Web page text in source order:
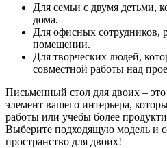
Для семьи с двумя детьми,
дома.
Для офисных сотрудников,
помещении.
Для творческих людей,
совместной работы над
Письменный стол для двоих –
элемент вашего интерьера,
работы или учебы более
Выберите подходящую модель и
пространство для двоих!